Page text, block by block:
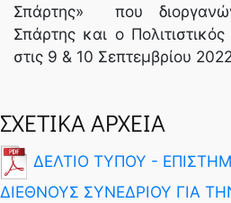
Σπάρτης» που
Σπάρτης και ο
στις 9 & 10 Σεπτεμβρίου
ΣΧΕΤΙΚΑ ΑΡΧΕΙΑ
ΔΕΛΤΙΟ ΤΥΠΟΥ -
ΔΙΕΘΝΟΥΣ ΣΥΝΕΔΡΙΟΥ ΓΙΑ